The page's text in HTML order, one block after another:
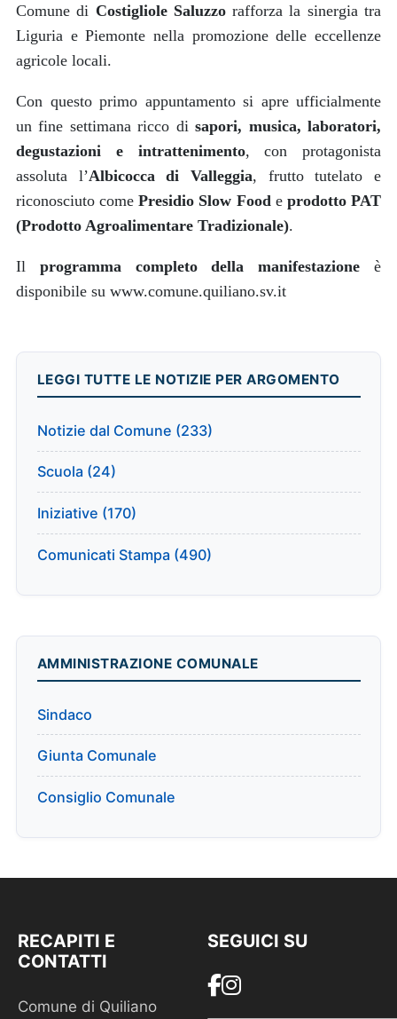
Comune di Costigliole Saluzzorafforza la sinergia tra
Liguria e Piemonte nella promozione delle eccellenze
agricole locali.
Con questo primo appuntamento si apre ufficialmente
un fine settimana ricco disapori, musica, laboratori,
degustazioni e intrattenimento, con protagonista
assoluta l’Albicocca di Valleggia, frutto tutelato e
riconosciuto comePresidio Slow Food e prodotto PAT
(Prodotto Agroalimentare Tradizionale).
Il programma completo della manifestazione è
disponibile su www.comune.quiliano.sv.it
LEGGI TUTTE LE NOTIZIE PER ARGOMENTO
Notizie dal Comune (233)
Scuola (24)
Iniziative (170)
Comunicati Stampa (490)
AMMINISTRAZIONE COMUNALE
Sindaco
Giunta Comunale
Consiglio Comunale
RECAPITI E
CONTATTI
Comune di Quiliano
SEGUICI SU